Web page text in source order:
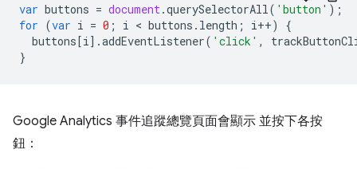
var buttons = document .querySelectorAll ( 'button' );
for (var i = 0 ; i < buttons . length ; i++)
{
buttons[i ].addEventListener( 'click' ,
}
Google Analytics 事件追蹤總覽頁面會顯示 並按下各按
鈕：